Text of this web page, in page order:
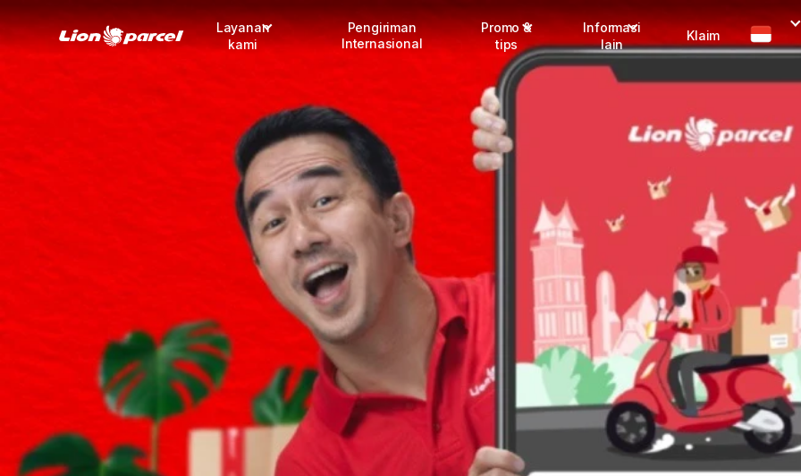
Layanan
kami
COD
Fulfillment
Korporasi
Daftar jadi Mitra
Lacak pendaftaran Mitra
Pengiriman
Internasional
Promo &
tips
Promo terbaru
Info seller
Informasi
lain
Dangerous Goods
Karantina
Tentang kami
Karir
Klaim